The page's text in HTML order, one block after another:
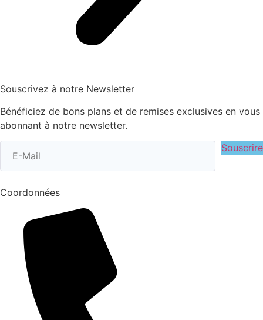
Souscrivez à notre Newsletter
Bénéficiez de bons plans et de remises exclusives en vous
abonnant à notre newsletter.
Souscrire
Coordonnées